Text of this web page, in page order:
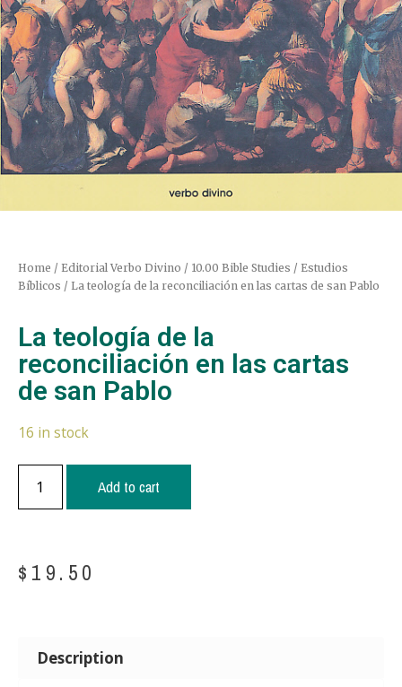
Home / Editorial Verbo Divino / 10.00 Bible Studies / Estudios
Bíblicos / La teología de la reconciliación en las cartas de san Pablo
La teología de la
reconciliación en las cartas
de san Pablo
16 in stock
Add to cart
$ 19.50
Description